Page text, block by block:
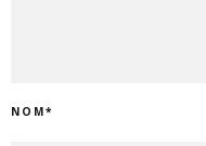
NOM*